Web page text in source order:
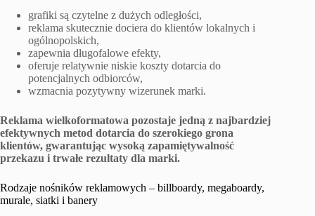
grafiki są czytelne z dużych odległości,
reklama skutecznie dociera do klientów lokalnych i
ogólnopolskich,
zapewnia długofalowe efekty,
oferuje relatywnie niskie koszty dotarcia do
potencjalnych odbiorców,
wzmacnia pozytywny wizerunek marki.
Reklama wielkoformatowa pozostaje jedną z najbardziej
efektywnych metod dotarcia do szerokiego grona
klientów, gwarantując wysoką zapamiętywalność
przekazu i trwałe rezultaty dla marki.
Rodzaje nośników reklamowych – billboardy, megaboardy,
murale, siatki i banery